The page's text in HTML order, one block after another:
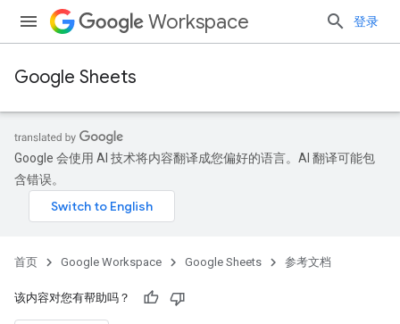
Workspace 登录
Google Sheets
Google 会使用 AI 技术将内容翻译成您偏好的语言。AI 翻译可能包
含错误。
首页 Google Workspace Google Sheets 参考文档
该内容对您有帮助吗？